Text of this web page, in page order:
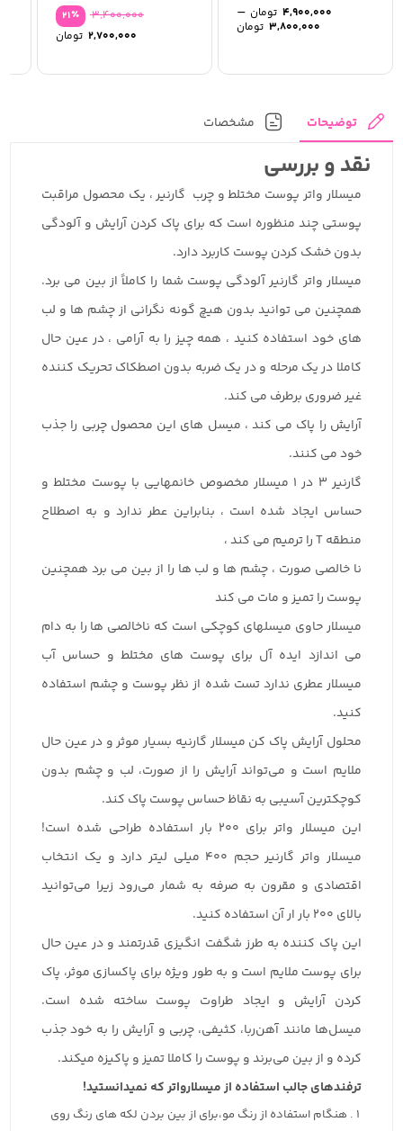
4,900,000 تومان –
3,800,000 تومان
through
٪21 3,400,000
بود.
2,700,000 تومان
فعلی:
2,700,000
توضیحات مشخصات
نقد و بررسی
میسلار واتر پوست مختلط و چرب گارنیر ، یک محصول مراقبت
پوستی چند منظوره است که برای پاک کردن آرایش و آلودگی
بدون خشک کردن پوست کاربرد دارد.
میسلار واتر گارنیر آلودگی پوست شما را کاملاً از بین می برد.
همچنین می توانید بدون هیچ گونه نگرانی از چشم ها و لب
های خود استفاده کنید ، همه چیز را به آرامی ، در عین حال
کاملا در یک مرحله و در یک ضربه بدون اصطکاک تحریک کننده
غیر ضروری برطرف می کند.
آرایش را پاک می کند ، میسل های این محصول چربی را جذب
خود می کنند.
گارنیر ۳ در ۱ میسلار مخصوص خانمهایی با پوست مختلط و
حساس ایجاد شده است ، بنابراین عطر ندارد و به اصطلاح
منطقه T را ترمیم می کند ،
نا خالصی صورت ، چشم ها و لب ها را از بین می برد همچنین
پوست را تمیز و مات می کند
میسلار حاوی میسلهای کوچکی است که ناخالصی ها را به دام
می اندازد ایده آل برای پوست های مختلط و حساس آب
میسلار عطری ندارد تست شده از نظر پوست و چشم استفاده
کنید.
محلول آرایش پاک کن میسلار گارنیه بسیار موثر و در عین حال
ملایم است و می‌تواند آرایش را از صورت، لب و چشم بدون
کوچکترین آسیبی به نقاظ حساس پوست پاک کند.
این میسلار واتر برای 200 بار استفاده طراحی شده است!
میسلار واتر گارنیر حجم 400 میلی لیتر دارد و یک انتخاب
اقتصادی و مقرون به صرفه به شمار می‌رود زیرا می‌توانید
بالای 200 بار ار آن استفاده کنید.
این پاک کننده به طرز شگفت انگیزی قدرتمند و در عین حال
برای پوست ملایم است و به طور ویژه برای پاکسازی موثر، پاک
کردن آرایش و ایجاد طراوت پوست ساخته شده است.
میسل‌ها مانند آهن‌ربا، کثیفی، چربی و آرایش را به خود جذب
کرده و از بین می‌برند و پوست را کاملا تمیز و پاکیزه‌ میکند.
ترفندهای جالب استفاده از میسلارواتر که نمیدانستید!
هنگام استفاده از رنگ مو،برای از بین بردن لکه های رنگ روی